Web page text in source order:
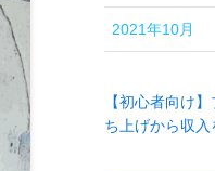
2021年10月
【初心者向け
ち上げから収